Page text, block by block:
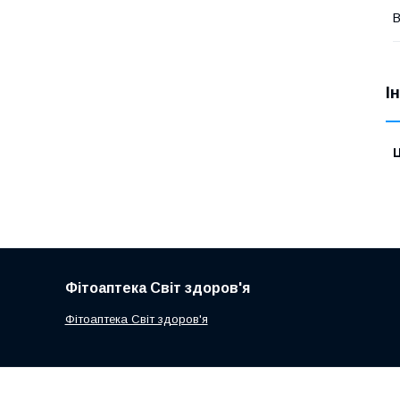
Фітоаптека Світ здоров'я
Фітоаптека Світ здоров'я